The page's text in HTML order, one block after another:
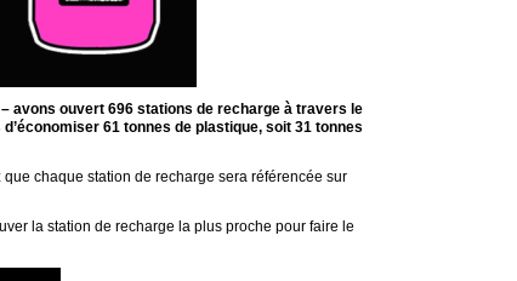
avons ouvert 696 stations de recharge à travers le
61 tonnes de plastique, soit 31 tonnes
chaque station de recharge sera référencée sur
la station de recharge la plus proche pour faire le